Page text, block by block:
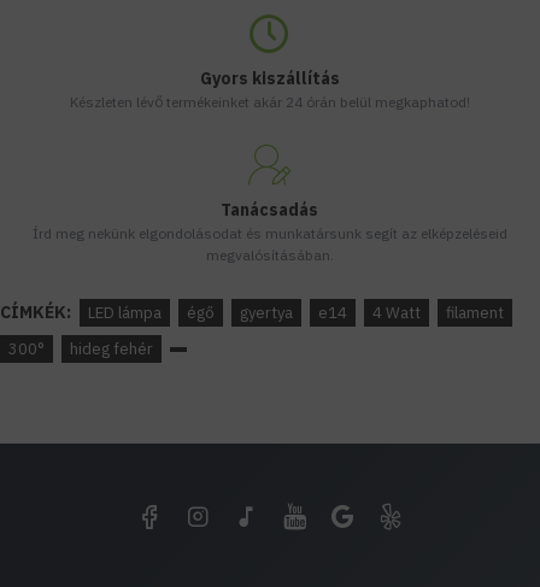
Gyors kiszállítás
Készleten lévő termékeinket akár 24 órán belül megkaphatod!
Tanácsadás
Írd meg nekünk elgondolásodat és munkatársunk segít az elképzeléseid
megvalósításában.
CÍMKÉK: LED lámpa égő gyertya e14 4 Watt
filament
300°
hideg fehér